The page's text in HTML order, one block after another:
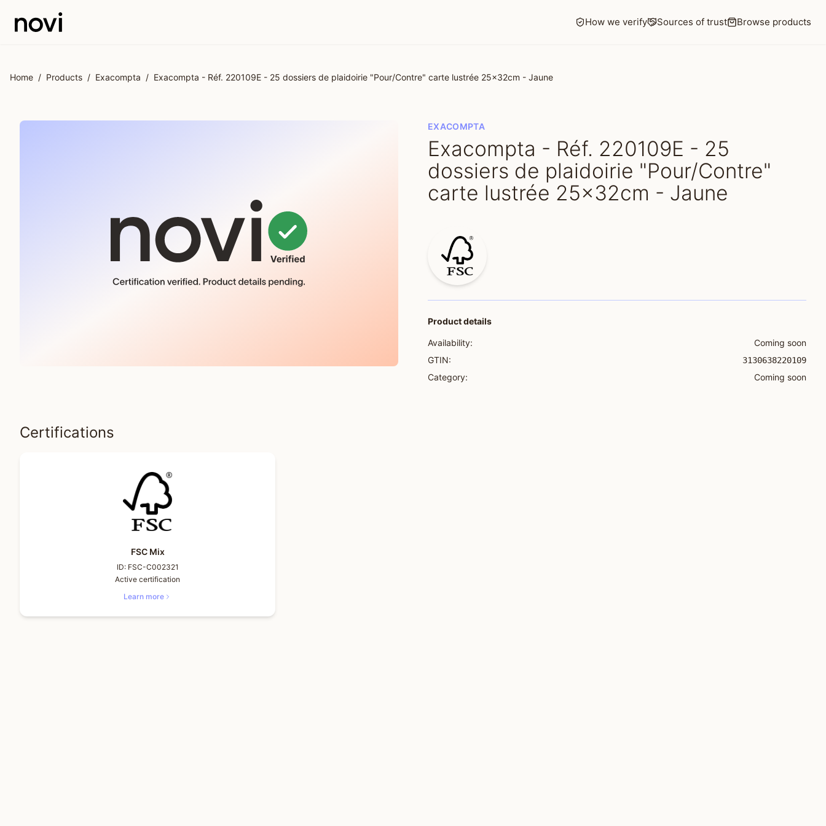
How we verify Sources of trust Browse products
Home / Products / Exacompta / Exacompta - Réf. 220109E - 25 dossiers de plaidoirie "Pour/Contre" carte lustrée 25x32cm - Jaune
EXACOMPTA
Exacompta - Réf. 220109E - 25
dossiers de plaidoirie "Pour/Contre"
carte lustrée 25x32cm - Jaune
Product details
Availability:
Coming soon
GTIN:
3130638220109
Category: Coming soon
Certifications
FSC Mix
ID: FSC-C002321
Active certification
Learn more